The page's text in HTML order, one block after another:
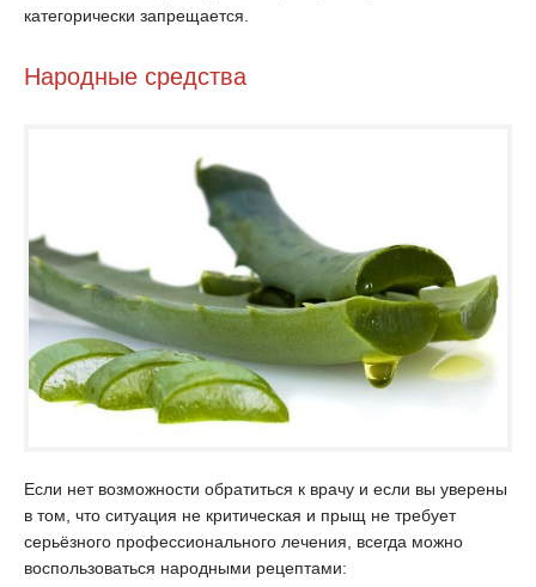
категорически запрещается.
Народные средства
Если нет возможности обратиться к врачу и если вы уверены
в том, что ситуация не критическая и прыщ не требует
серьёзного профессионального лечения, всегда можно
воспользоваться народными рецептами: